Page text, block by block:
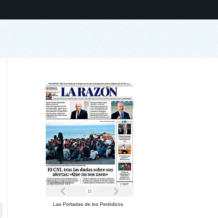
Las Portadas de los Periódicos